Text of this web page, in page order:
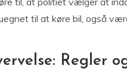
til at køre bil, også
Regler